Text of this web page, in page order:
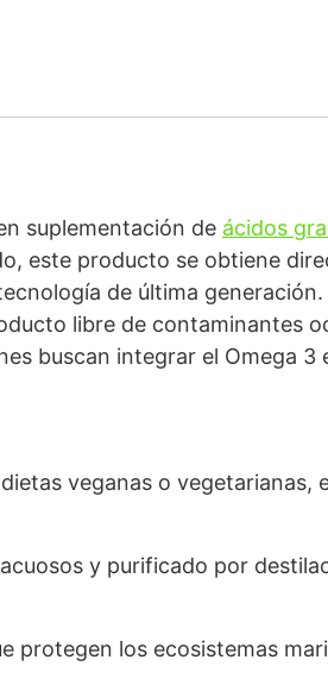
suplementación de ácidos
este producto se obtiene
de última
libre de contaminantes
buscan integrar el Omega 3
veganas o vegetarianas,
y purificado por
protegen los ecosistemas